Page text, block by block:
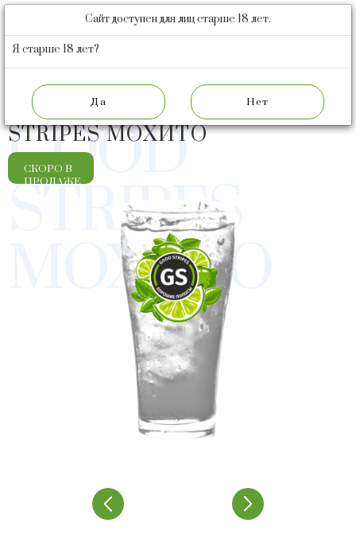
ЗАВОД
НАПИТОК GOOD
STRIPES МОХИТО
СКОРО В
ПРОДАЖЕ
НАПИТОК
GOOD
STRIPES
МОХИТО
Сайт доступен для лиц старше 18 лет.
Я старше 18 лет?